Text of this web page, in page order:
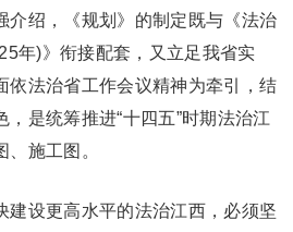
绍，《规划》的制定既与《法治
年)》衔接配套，又立足我省实
依法治省工作会议精神为牵引，结
是统筹推进“十四五”时期法治江
施工图。
设更高水平的法治江西，必须坚